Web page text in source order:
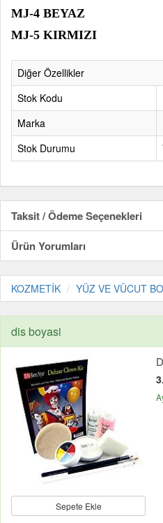
MJ-4 BEYAZ
MJ-5 KIRMIZI
Diğer Özellikler
Stok Kodu
Marka
Stok Durumu
Taksit / Ödeme Seçenekleri
Ürün Yorumları
KOZMETİK YÜZ VE VÜCUT
dis boyasi
Sepete Ekle